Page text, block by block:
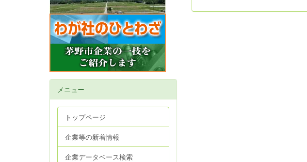
メニュー
トップページ
企業等の新着情報
企業データベース検索